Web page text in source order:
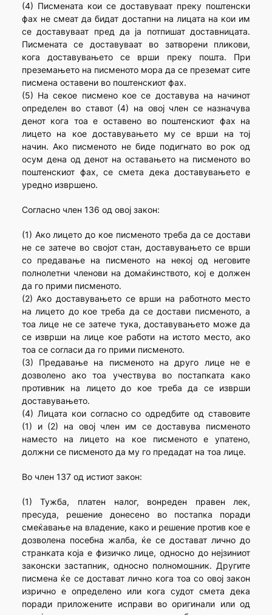
(4) Писмената кои се доставуваат преку поштенски
фах не смеат да бидат достапни на лицата на кои им
се доставуваат пред да ја потпишат доставницата.
Писмената се доставуваат во затворени пликови,
кога доставувањето се врши преку пошта. При
преземањето на писменото мора да се преземат сите
писмена оставени во поштенскиот фах.
(5) На секое писмено кое се доставува на начинот
определен во ставот (4) на овој член се назначува
денот кога тоа е оставено во поштенскиот фах на
лицето на кое доставувањето му се врши на тој
начин. Ако писменото не биде подигнато во рок од
осум дена од денот на оставањето на писменото во
поштенскиот фах, се смета дека доставувањето е
уредно извршено.
Согласно член 136 од овој закон:
(1) Ако лицето до кое писменото треба да се достави
не се затече во својот стан, доставувањето се врши
со предавање на писменото на некој од неговите
полнолетни членови на домаќинството, кој е должен
да го прими писменото.
(2) Ако доставувањето се врши на работното место
на лицето до кое треба да се достави писменото, а
тоа лице не се затече тука, доставувањето може да
се изврши на лице кое работи на истото место, ако
тоа се согласи да го прими писменото.
(3) Предавање на писменото на друго лице не е
дозволено ако тоа учествува во постапката како
противник на лицето до кое треба да се изврши
доставувањето.
(4) Лицата кои согласно со одредбите од ставовите
(1) и (2) на овој член им се доставува писменото
наместо на лицето на кое писменото е упатено,
должни се писменото да му го предадат на тоа лице.
Во член 137 од истиот закон:
(1) Тужба, платен налог, вонреден правен лек,
пресуда, решение донесено во постапка поради
смеќавање на владение, како и решение против кое е
дозволена посебна жалба, ќе се достават лично до
странката која е физичко лице, односно до нејзиниот
законски застапник, односно полномошник. Другите
писмена ќе се достават лично кога тоа со овој закон
изрично е определено или кога судот смета дека
поради приложените исправи во оригинали или од